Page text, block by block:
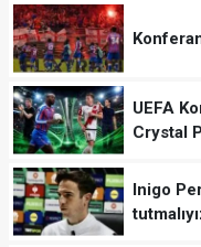
UEFA
Crystal
Inigo